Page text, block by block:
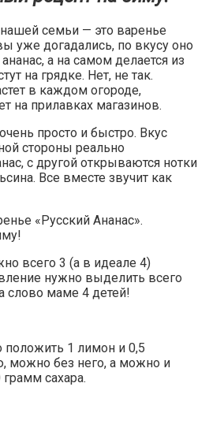
семьи — это варенье
уже догадались, по вкусу оно
а на самом делается из
на грядке. Нет, не так.
в каждом огороде,
на прилавках магазинов.
просто и быстро. Вкус
стороны реально
с другой открываются нотки
Все вместе звучит как
всего 3 (а в идеале 4)
нужно выделить всего
слово маме 4 детей!
положить 1 лимон и 0,5
можно без него, а можно и
сахара.